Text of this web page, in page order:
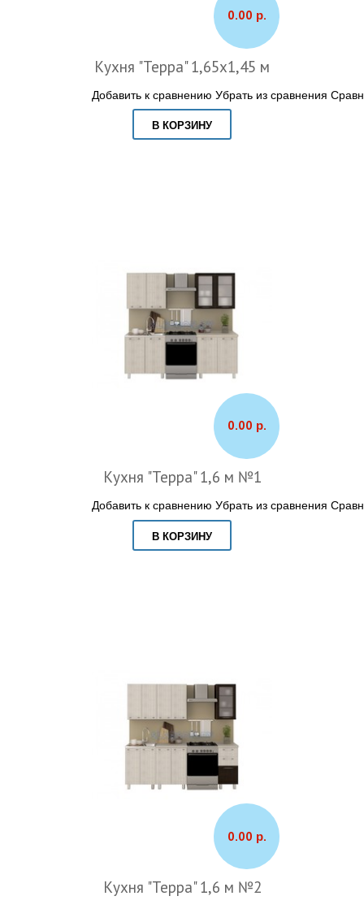
0.00 р.
Кухня "Терра" 1,65х1,45 м
Добавить к сравнению Убрать из сравнения
В КОРЗИНУ
0.00 р.
Кухня "Терра" 1,6 м №1
Добавить к сравнению Убрать из сравнения
В КОРЗИНУ
0.00 р.
Кухня "Терра" 1,6 м №2